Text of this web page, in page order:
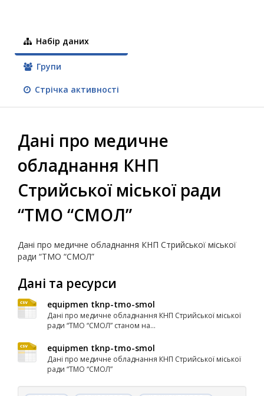
Набір даних
Групи
Стрічка активності
Дані про медичне
обладнання КНП
Стрийської міської ради
“ТМО “СМОЛ”
Дані про медичне обладнання КНП Стрийської міської
ради “ТМО “СМОЛ”
Дані та ресурси
equipmen tknp-tmo-smol
Дані про медичне обладнання КНП Стрийської міської
ради “ТМО “СМОЛ” станом на...
equipmen tknp-tmo-smol
Дані про медичне обладнання КНП Стрийської міської
ради “ТМО “СМОЛ”